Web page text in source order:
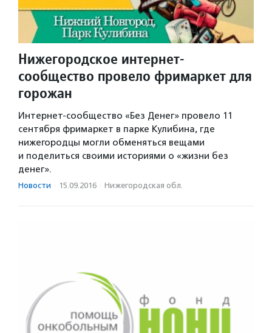
Нижегородское интернет-
сообщество провело фримаркет для
горожан
Интернет-сообщество «Без Денег» провело 11
сентября фримаркет в парке Кулибина, где
нижегородцы могли обменяться вещами
и поделиться своими историями о «жизни без
денег».
Новости · 15.09.2016 · Нижегородская обл.